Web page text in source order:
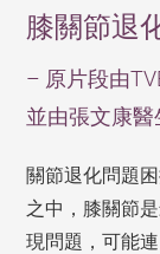
膝關節退
– 原片段由
並由張文康醫
關節退化問題
之中，膝關節
現問題，可能